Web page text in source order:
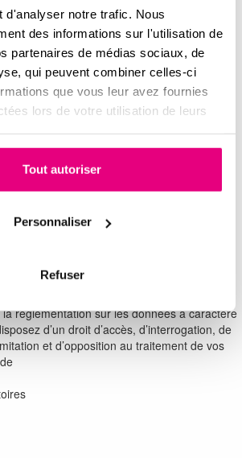
d'analyser notre trafic. Nous
des informations sur l'utilisation de
partenaires de médias sociaux, de
qui peuvent combiner celles-ci
que vous leur avez fournies
lors de votre utilisation de leurs
Tout autoriser
Personnaliser
Refuser
réglementation sur les données à caractère
d’un droit d’accès, d’interrogation, de
et d’opposition au traitement de vos